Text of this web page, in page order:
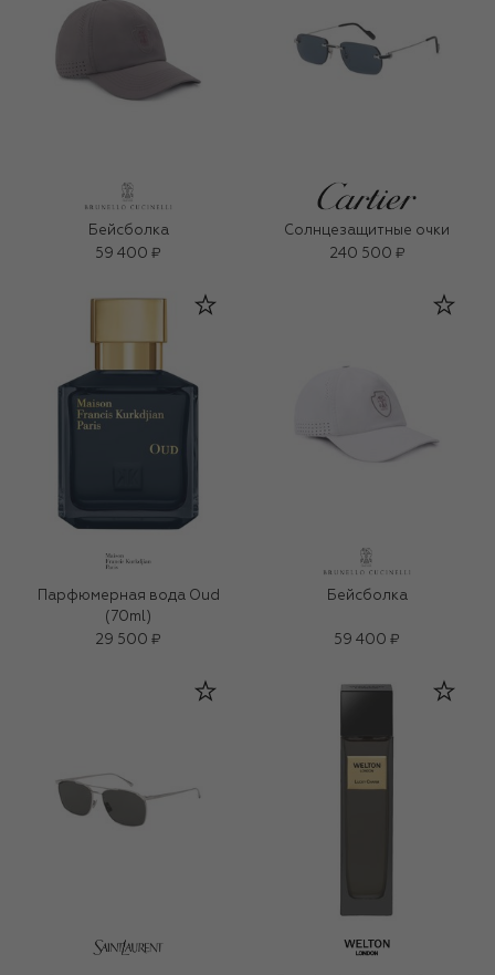
Бейсболка
59 400 ₽
Солнцезащитные очки
240 500 ₽
Парфюмерная вода Oud
(70ml)
29 500 ₽
Бейсболка
59 400 ₽